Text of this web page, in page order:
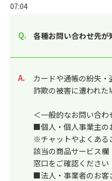
07:04
各種お問い合わせ先が
回答
カードや通帳の紛失・
詐欺の被害に遭われた
＜一般的なお問い合わ
■個人・個人事業主の
※チャットやよくある
該当の商品サービス
窓口をご確認ください
■法人・事業者のお客